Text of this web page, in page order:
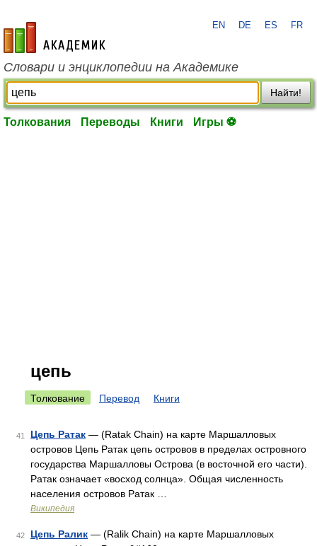
academic.ru
EN DE ES FR
Словари и энциклопедии на Академике
Найти!
Толкования Переводы Книги Игры ⚽
цепь
Толкование Перевод Книги
41 Цепь Ратак — (Ratak Chain) на карте Маршалловых
островов Цепь Ратак цепь островов в пределах островного
государства Маршалловы Острова (в восточной его части).
Ратак означает «восход солнца». Общая численность
населения островов Ратак …
Википедия
42 Цепь Ралик — (Ralik Chain) на карте Маршалловых